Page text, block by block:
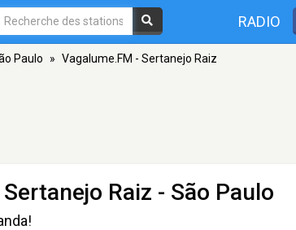
RADIO
Paulo » Vagalume.FM - Sertanejo Raiz
Raiz - São Paulo